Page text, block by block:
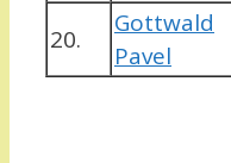
20.
Gottwald
Pavel